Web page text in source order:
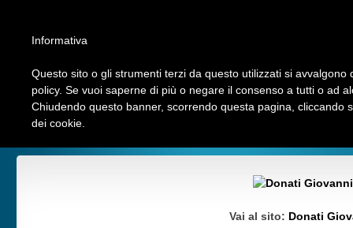
Chi siamo INVIA LINK Contattaci Ultimi Link Top Hits
Vai al sito: Donati
Informativa
Questo sito o gli strumenti terzi da questo utilizzati si
policy. Se vuoi saperne di più o negare il consenso a tutti o ad
Chiudendo questo banner, scorrendo questa pagina, cliccando
dei cookie.